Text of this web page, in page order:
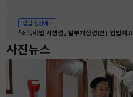
입법·행정예고
「소득세법 시행령」 일부개정령(안) 입법예고
재산소비세정책관
2026-08-07 ~ 2026-09-10
사진뉴스